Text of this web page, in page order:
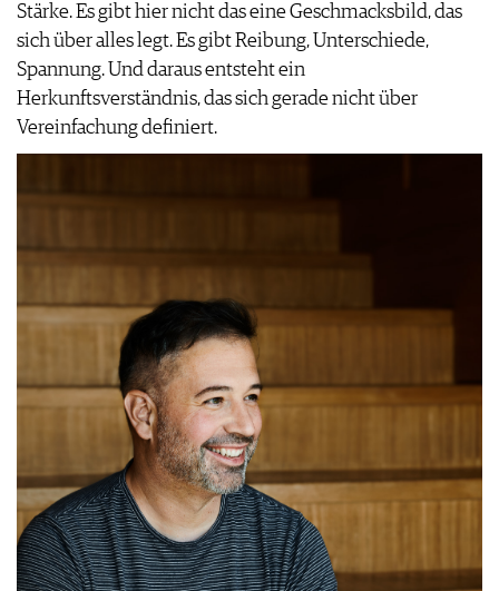
Stärke. Es gibt hier nicht das eine Geschmacksbild, das
sich über alles legt. Es gibt Reibung, Unterschiede,
Spannung. Und daraus entsteht ein
Herkunftsverständnis, das sich gerade nicht über
Vereinfachung definiert.